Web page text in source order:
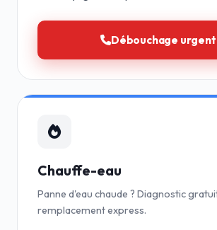
Débouchage urgent
Chauffe-eau
Panne d'eau chaude ? Diagnostic
remplacement express.